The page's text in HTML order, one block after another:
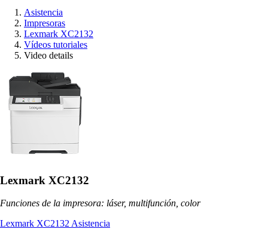
Asistencia
Impresoras
Lexmark XC2132
Vídeos tutoriales
Video details
Lexmark XC2132
Funciones de la impresora: láser, multifunción, color
Lexmark XC2132 Asistencia